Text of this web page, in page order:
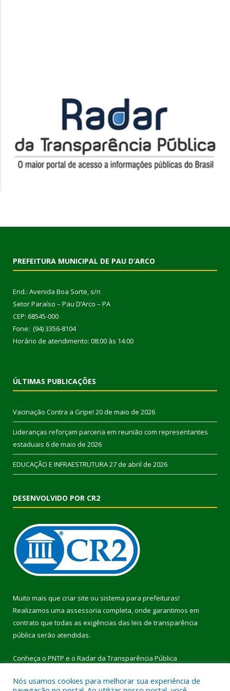
PREFEITURA MUNICIPAL DE PAU D’ARCO
End.: Avenida Boa Sorte, s/n
Setor Paraíso – Pau D’Arco – PA
CEP: 68545-000
Fone: (94) 3356-8104
Horário de atendimento: 08:00 às 14:00
ÚLTIMAS PUBLICAÇÕES
Vacinação Contra a Gripe! 20 de maio de 2026
Lideranças reforçam parceria em reunião com representantes
estaduais 6 de maio de 2026
EDUCAÇÃO E INFRAESTRUTURA27 de abril de 2026
DESENVOLVIDO POR CR2
Muito mais que criar site ou sistema para prefeituras!
Realizamos uma assessoria completa, onde garantimos em
contrato que todas as exigências das leis de transparência
pública serão atendidas.
Conheça o PNTP e o Radar da Transparência Pública
Nós usamos cookies para melhorar sua experiência de